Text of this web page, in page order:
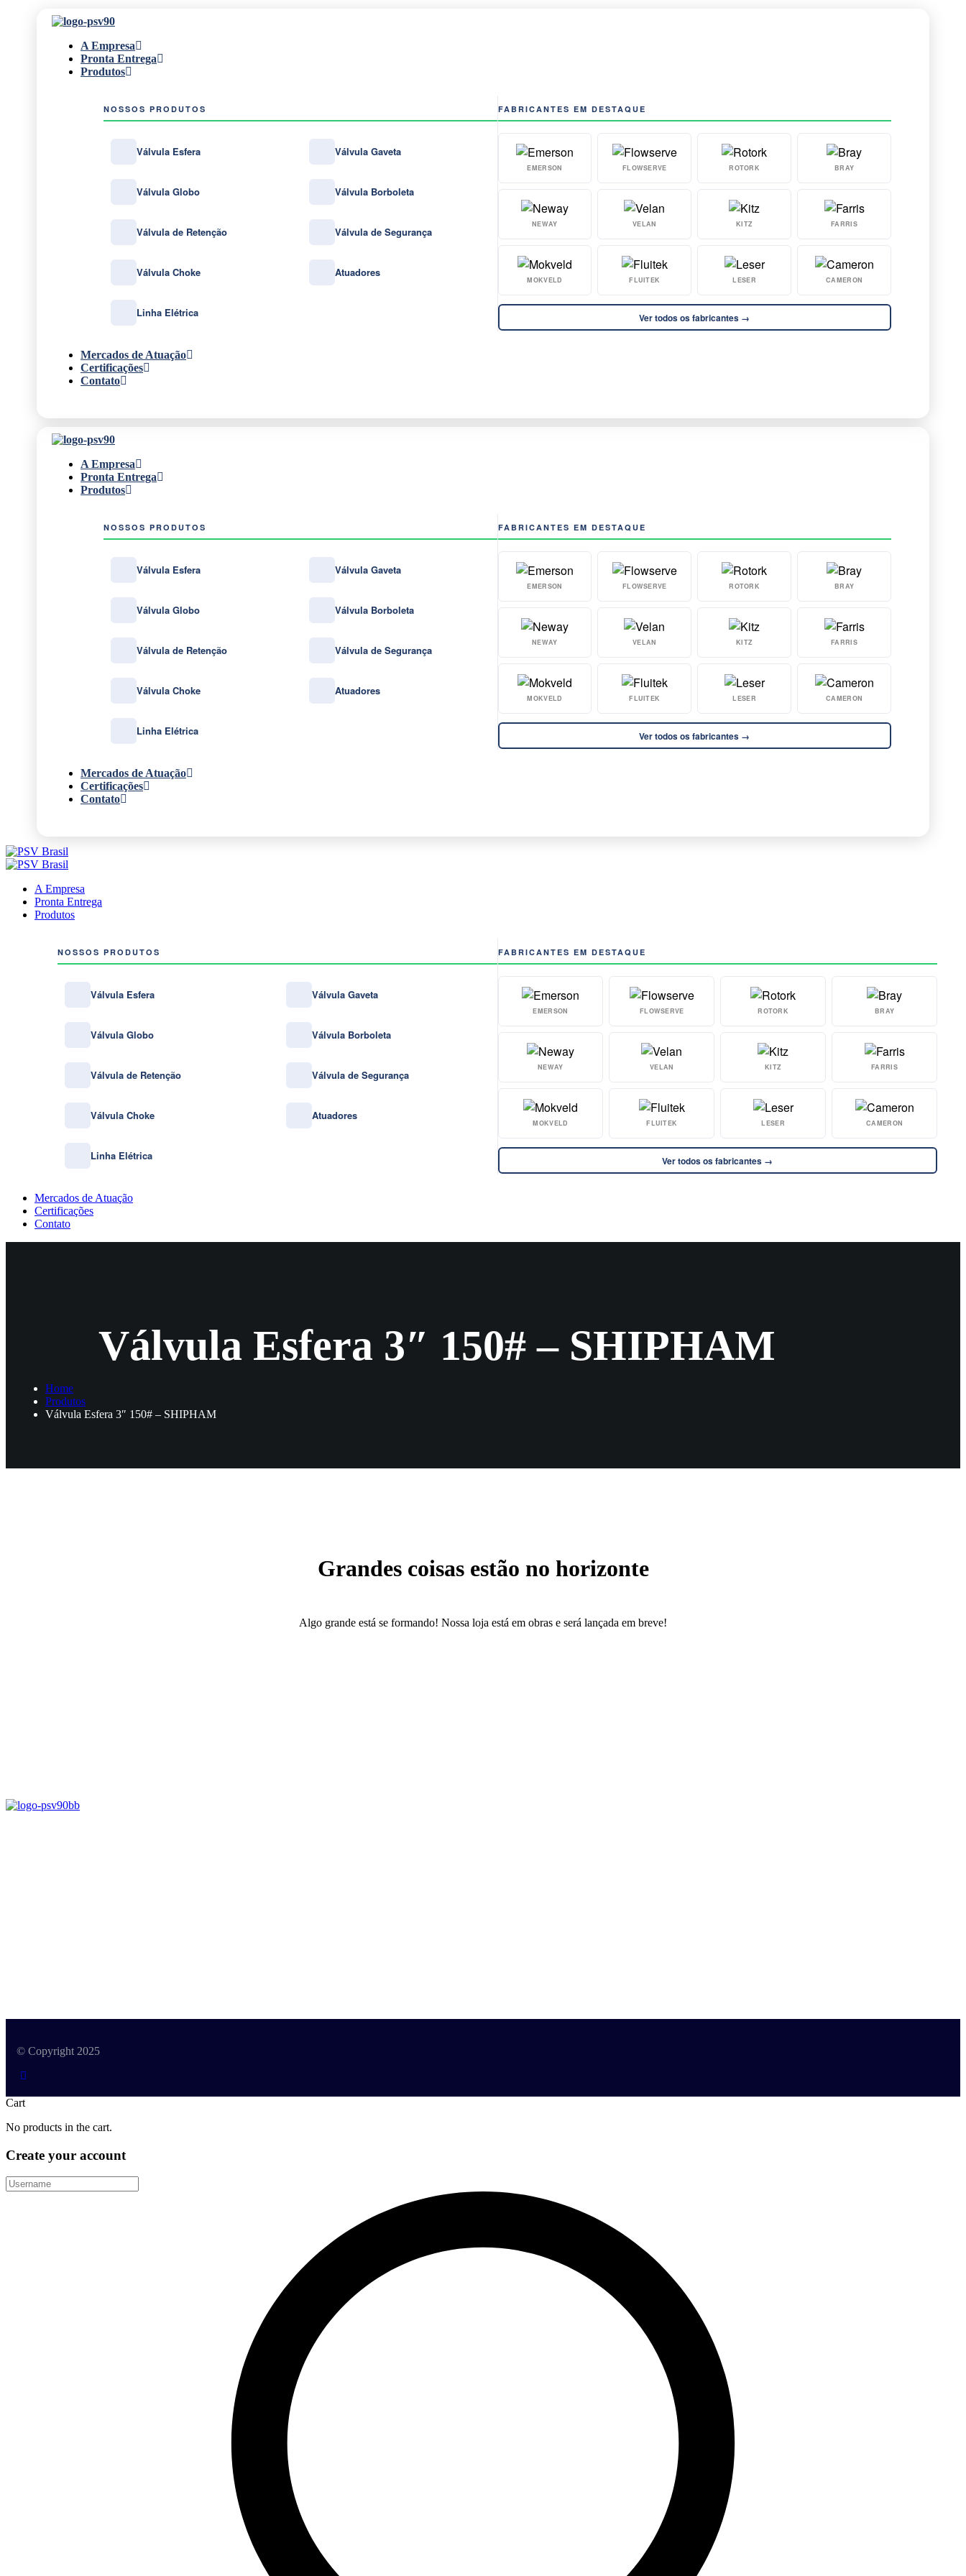
A Empresa
Pronta Entrega
Produtos
NOSSOS PRODUTOS
Válvula Esfera Válvula Gaveta
Válvula Globo Válvula Borboleta
Válvula de Retenção Válvula de Segurança
Válvula Choke Atuadores
Linha Elétrica
FABRICANTES EM DESTAQUE
EMERSON FLOWSERVE ROTORK BRAY
NEWAY VELAN KITZ FARRIS
MOKVELD FLUITEK LESER CAMERON
Ver todos os fabricantes →
Mercados de Atuação
Certificações
Contato
A Empresa
Pronta Entrega
Produtos
NOSSOS PRODUTOS
Válvula Esfera Válvula Gaveta
Válvula Globo Válvula Borboleta
Válvula de Retenção Válvula de Segurança
Válvula Choke Atuadores
Linha Elétrica
FABRICANTES EM DESTAQUE
EMERSON FLOWSERVE ROTORK BRAY
NEWAY VELAN KITZ FARRIS
MOKVELD FLUITEK LESER CAMERON
Ver todos os fabricantes →
Mercados de Atuação
Certificações
Contato
A Empresa
Pronta Entrega
Produtos
NOSSOS PRODUTOS
Válvula Esfera Válvula Gaveta
Válvula Globo Válvula Borboleta
Válvula de Retenção Válvula de Segurança
Válvula Choke Atuadores
Linha Elétrica
FABRICANTES EM DESTAQUE
EMERSON FLOWSERVE ROTORK BRAY
NEWAY VELAN KITZ FARRIS
MOKVELD FLUITEK LESER CAMERON
Ver todos os fabricantes →
Mercados de Atuação
Certificações
Contato
Válvula Esfera 3″ 150# – SHIPHAM
Home
Produtos
Válvula Esfera 3″ 150# – SHIPHAM
Grandes coisas estão no horizonte
Algo grande está se formando! Nossa loja está em obras e será lançada em breve!
© Copyright 2025
Cart
No products in the cart.
Create your account